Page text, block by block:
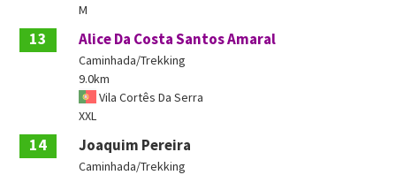
M
13 Alice Da Costa Santos Amaral
Caminhada/Trekking
9.0km
Vila Cortês Da Serra
XXL
14 Joaquim Pereira
Caminhada/Trekking